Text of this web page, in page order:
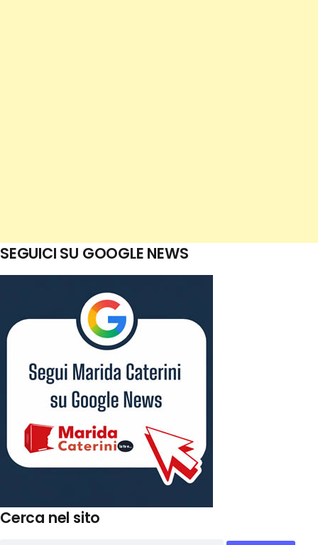
SEGUICI SU GOOGLE NEWS
Cerca nel sito